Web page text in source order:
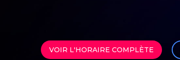
VOIR L'HORAIRE COMPLÈTE